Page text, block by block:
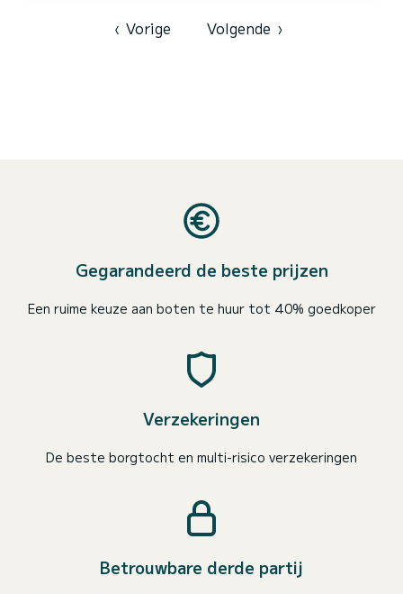
‹ Vorige Volgende ›
Gegarandeerd de beste prijzen
Een ruime keuze aan boten te huur tot 40% goedkoper
Verzekeringen
De beste borgtocht en multi-risico verzekeringen
Betrouwbare derde partij